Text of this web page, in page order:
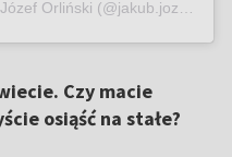
Post udostępniony przez Jakub Józef Orliński (@jakub.jozef.orlinski)
Czy macie
osiąść na stałe?